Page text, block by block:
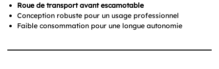
Roue de transport avant escamotable
Conception robuste pour un usage professionnel
Faible consommation pour une longue autonomie